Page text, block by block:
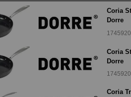
Coria
Dorre
Coria
Dorre
Coria